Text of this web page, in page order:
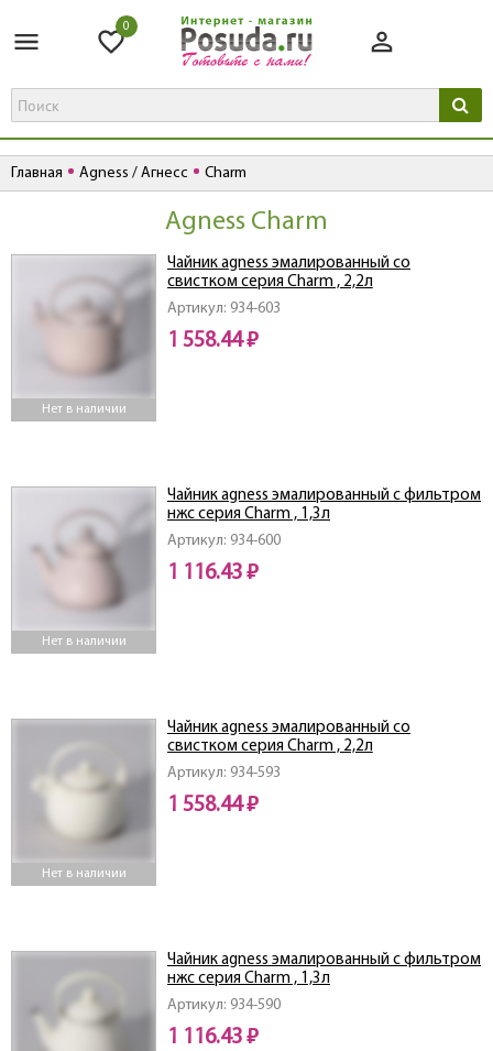
0
Главная Agness / Агнесс Charm
Agness Charm
Нет в наличии
Артикул: 934-603
Чайник agness эмалированный со
свистком серия Charm , 2,2л
1 558.44 ₽
Нет в наличии
Артикул: 934-600
Чайник agness эмалированный с фильтром
нжс серия Charm , 1,3л
1 116.43 ₽
Нет в наличии
Артикул: 934-593
Чайник agness эмалированный со
свистком серия Charm , 2,2л
1 558.44 ₽
Артикул: 934-590
Чайник agness эмалированный с фильтром
нжс серия Charm , 1,3л
1 116.43 ₽